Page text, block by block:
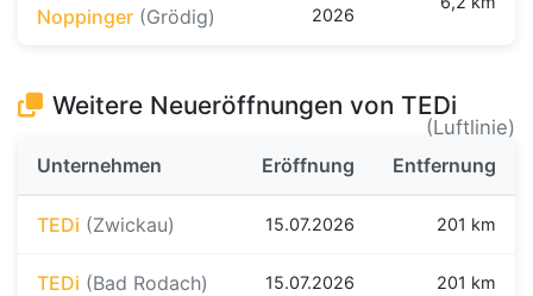
Noppinger (Grödig)
2026
Weitere Neueröffnungen von TEDi
(Luftlinie)
Unternehmen
Eröffnung Entfernung
TEDi (Zwickau) 15.07.2026 201 km
TEDi (Bad Rodach) 15.07.2026 201 km